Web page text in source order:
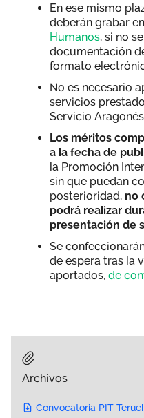
En ese mismo
deberán grabar
Humanos, si no
documentación
formato
No es necesario
servicios
Servicio
Los méritos
a la fecha de
la Promoción
sin que puedan
posterioridad, no
podrá realizar
presentación de
Se
de espera tras la
aportados, de
Archivos
Convocatoria PIT